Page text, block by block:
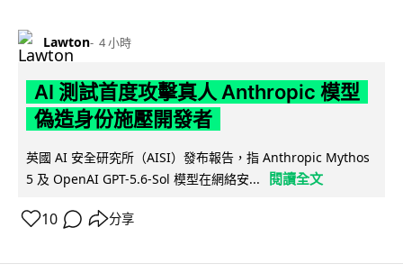
Lawton 4 小時
AI 測試首度攻擊真人 Anthropic 模型
偽造身份施壓開發者
英國 AI 安全研究所（AISI）發布報告，指 Anthropic Mythos
5 及 OpenAI GPT-5.6-Sol 模型在網絡安...
閱讀全文
10 分享